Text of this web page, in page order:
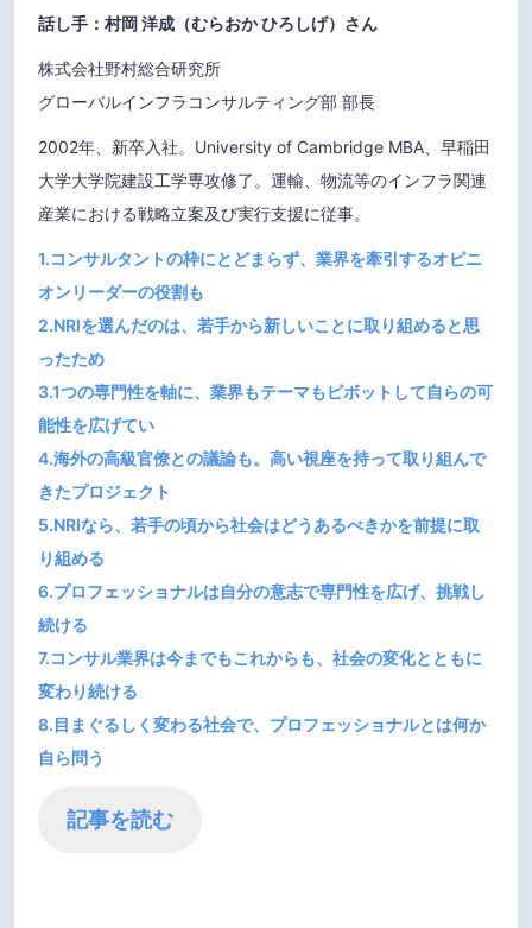
話し手：村岡 洋成（むらおか ひろしげ）さん
株式会社野村総合研究所
グローバルインフラコンサルティング部 部長
2002年、新卒入社。University of Cambridge MBA、早稲田
大学大学院建設工学専攻修了。運輸、物流等のインフラ関連
産業における戦略立案及び実行支援に従事。
1.コンサルタントの枠にとどまらず、業界を牽引するオピニ
オンリーダーの役割も
2.NRIを選んだのは、若手から新しいことに取り組めると思
ったため
3.1つの専門性を軸に、業界もテーマもピボットして自らの可
能性を広げてい
4.海外の高級官僚との議論も。高い視座を持って取り組んで
きたプロジェクト
5.NRIなら、若手の頃から社会はどうあるべきかを前提に取
り組める
6.プロフェッショナルは自分の意志で専門性を広げ、挑戦し
続ける
7.コンサル業界は今までもこれからも、社会の変化とともに
変わり続ける
8.目まぐるしく変わる社会で、プロフェッショナルとは何か
自ら問う
記事を読む